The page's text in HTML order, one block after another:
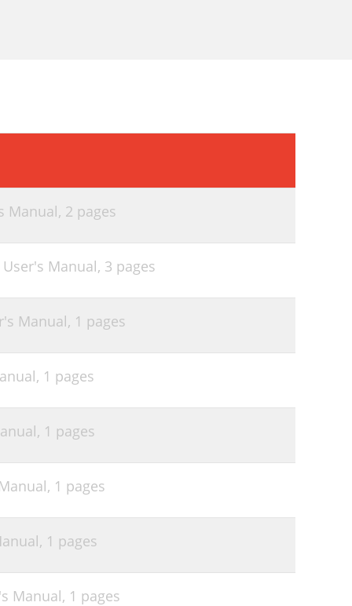
Manual, 2 pages
User's Manual, 3 pages
Manual, 1 pages
1 pages
1 pages
1 pages
1 pages
Manual, 1 pages